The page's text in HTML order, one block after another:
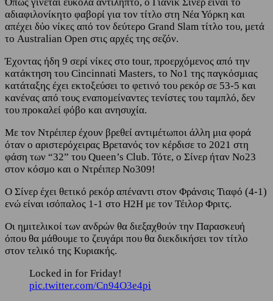
αδιαφιλονίκητο φαβορί για τον τίτλο στη Νέα Υόρκη και
απέχει δύο νίκες από τον δεύτερο Grand Slam τίτλο του, μετά
το Australian Open στις αρχές της σεζόν.
Έχοντας ήδη 9 σερί νίκες στο tour, προερχόμενος από την
κατάκτηση του Cincinnati Masters, το Νο1 της παγκόσμιας
κατάταξης έχει εκτοξεύσει το φετινό του ρεκόρ σε 53-5 και
κανένας από τους εναπομείναντες τενίστες του ταμπλό, δεν
του προκαλεί φόβο και ανησυχία.
Με τον Ντρέιπερ έχουν βρεθεί αντιμέτωποι άλλη μια φορά
όταν ο αριστερόχειρας Βρετανός τον κέρδισε το 2021 στη
φάση των “32” του Queen’s Club. Τότε, ο Σίνερ ήταν Νο23
στον κόσμο και ο Ντρέιπερ Νο309!
Ο Σίνερ έχει θετικό ρεκόρ απέναντι στον Φράνσις Τιαφό (4-1)
ενώ είναι ισόπαλος 1-1 στο H2H με τον Τέιλορ Φριτς.
Οι ημιτελικοί των ανδρών θα διεξαχθούν την Παρασκευή
όπου θα μάθουμε το ζευγάρι που θα διεκδικήσει τον τίτλο
στον τελικό της Κυριακής.
Locked in for Friday!
pic.twitter.com/Cn94O3e4pi